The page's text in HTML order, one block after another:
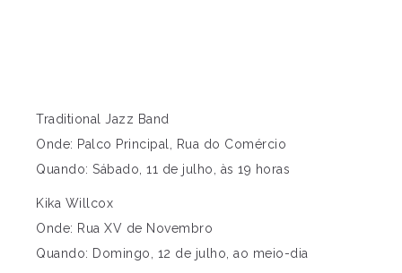
Traditional Jazz Band
Onde: Palco Principal, Rua do Comércio
Quando: Sábado, 11 de julho, às 19 horas
Kika Willcox
Onde: Rua XV de Novembro
Quando: Domingo, 12 de julho, ao meio-dia